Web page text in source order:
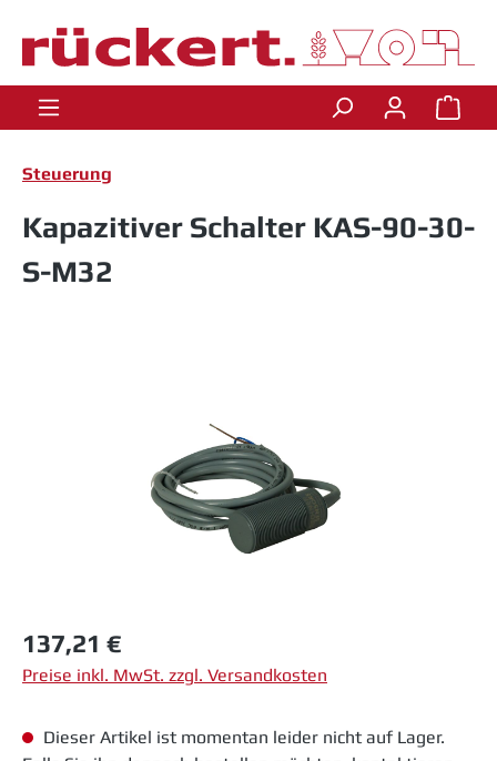
Zum Hauptinhalt springen
Steuerung
Kapazitiver Schalter KAS-90-30-
S-M32
Regulärer Preis:
137,21 €
Preise inkl. MwSt. zzgl. Versandkosten
Dieser Artikel ist momentan leider nicht auf Lager.